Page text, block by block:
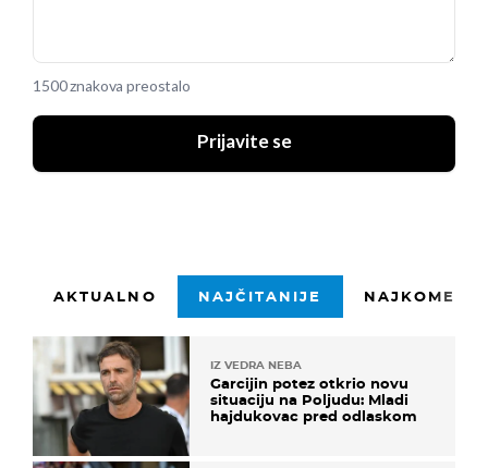
1500 znakova preostalo
Prijavite se
AKTUALNO NAJČITANIJE
IZ VEDRA NEBA
Garcijin potez otkrio novu
situaciju na Poljudu: Mladi
hajdukovac pred odlaskom